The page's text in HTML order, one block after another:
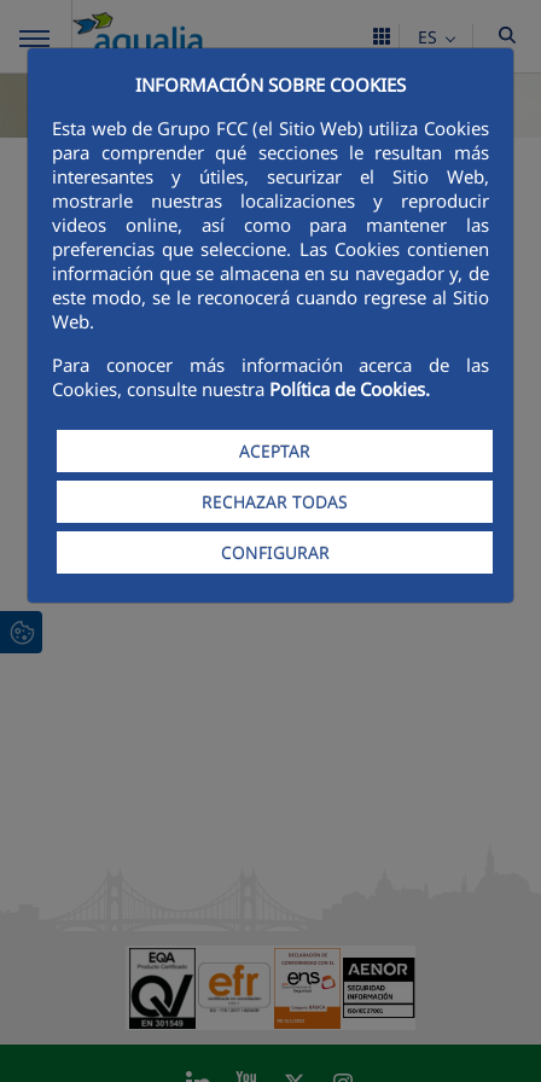
INFORMACIÓN SOBRE COOKIES
Esta web de Grupo FCC (el Sitio Web) utiliza Cookies
para comprender qué secciones le resultan más
interesantes y útiles, securizar el Sitio Web,
mostrarle nuestras localizaciones y reproducir
videos online, así como para mantener las
preferencias que seleccione. Las Cookies contienen
información que se almacena en su navegador y, de
este modo, se le reconocerá cuando regrese al Sitio
Web.
Para conocer más información acerca de las
Cookies, consulte nuestra Política de Cookies.
ACEPTAR
RECHAZAR TODAS
CONFIGURAR
ES